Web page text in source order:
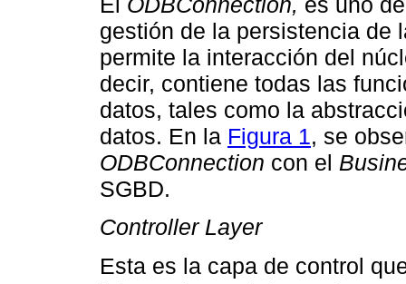
gestión de la persistencia de
permite la interacción del
decir, contiene todas las
datos, tales como la
datos. En la Figura 1, se
ODBConnection con el
SGBD.
Controller Layer
Esta es la capa de control